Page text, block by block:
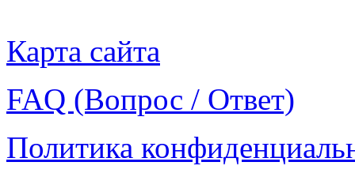
Карта сайта
FAQ (Вопрос / Ответ)
Политика